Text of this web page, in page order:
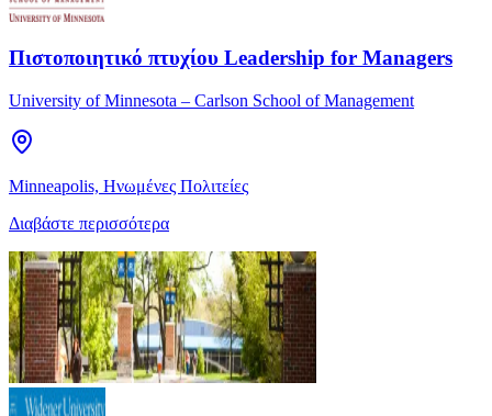
Πιστοποιητικό πτυχίου Leadership for Managers
University of Minnesota – Carlson School of Management
Minneapolis, Ηνωμένες Πολιτείες
Διαβάστε περισσότερα